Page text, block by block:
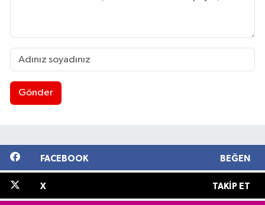
Gönder
FACEBOOK BEĞEN
X TAKIP ET